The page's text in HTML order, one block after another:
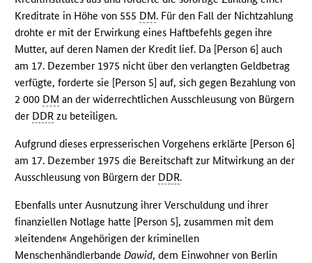
Kreditrate in Höhe von 555 DM. Für den Fall der Nichtzahlung
drohte er mit der Erwirkung eines Haftbefehls gegen ihre
Mutter, auf deren Namen der Kredit lief. Da [Person 6] auch
am 17. Dezember 1975 nicht über den verlangten Geldbetrag
verfügte, forderte sie [Person 5] auf, sich gegen Bezahlung von
2 000 DM an der widerrechtlichen Ausschleusung von Bürgern
der DDR zu beteiligen.
Aufgrund dieses erpresserischen Vorgehens erklärte [Person 6]
am 17. Dezember 1975 die Bereitschaft zur Mitwirkung an der
Ausschleusung von Bürgern der DDR.
Ebenfalls unter Ausnutzung ihrer Verschuldung und ihrer
finanziellen Notlage hatte [Person 5], zusammen mit dem
»leitenden« Angehörigen der kriminellen
MenschenhändlerbandeDawid, dem Einwohner von Berlin